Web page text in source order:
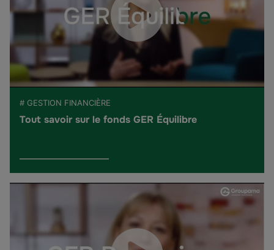
# GESTION FINANCIÈRE
Tout savoir sur le fonds GER Équilibre